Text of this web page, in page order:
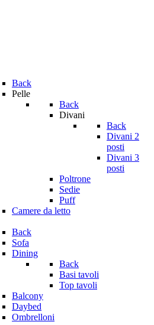
Back
Pelle
Back
Divani
Back
Divani 2
posti
Divani 3
posti
Poltrone
Sedie
Puff
Camere da letto
Back
Sofa
Dining
Back
Basi tavoli
Top tavoli
Balcony
Daybed
Ombrelloni